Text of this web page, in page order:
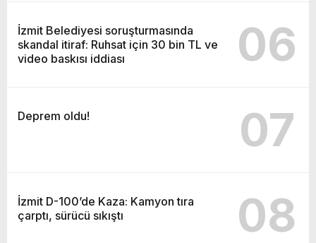
İzmit Belediyesi soruşturmasında
skandal itiraf: Ruhsat için 30 bin TL ve
video baskısı iddiası
06
Deprem oldu! 07
İzmit D-100’de Kaza: Kamyon tıra
çarptı, sürücü sıkıştı
08